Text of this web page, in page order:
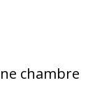
chambre